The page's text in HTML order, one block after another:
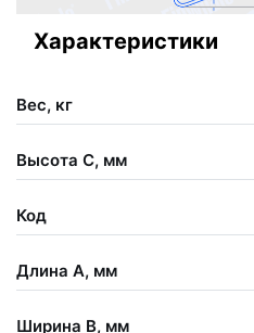
Характеристики
Вес, кг
Высота С, мм
Код
Длина А, мм
Ширина В, мм